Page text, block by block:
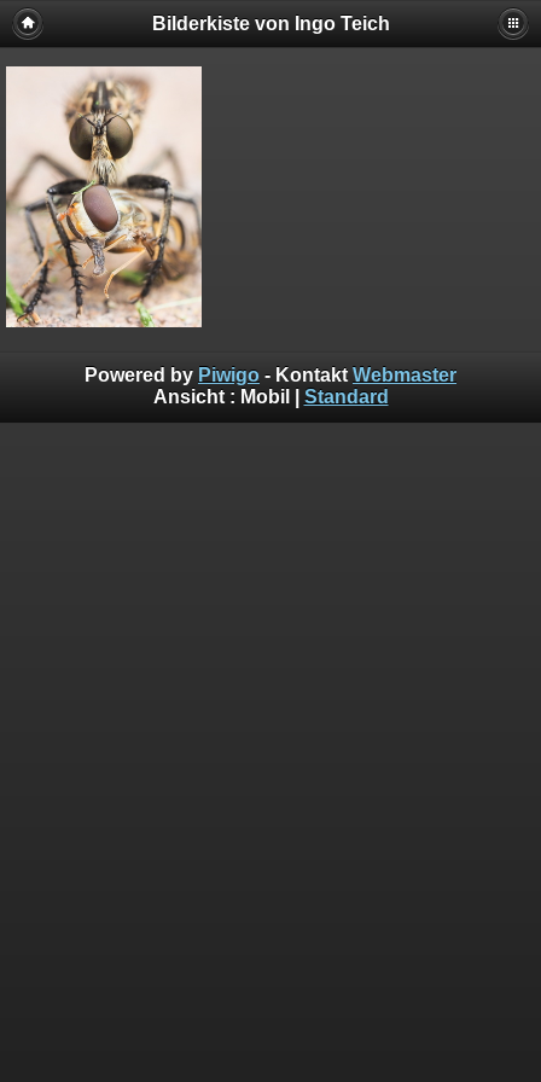
Bilderkiste von Ingo Teich
Powered by Piwigo - Kontakt Webmaster
Ansicht : Mobil Standard